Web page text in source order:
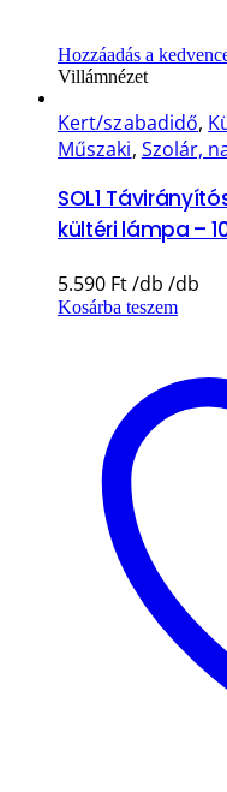
Hozzáadás a
Villámnézet
Kert/szabadidő,
Műszaki, Szolár,
SOL1
kültéri lámpa –
5.590 Ft
Kosárba teszem